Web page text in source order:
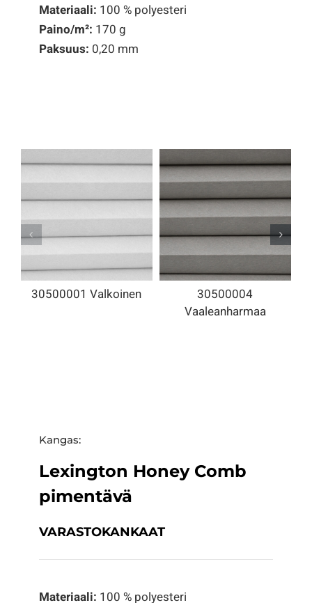
Materiaali: 100 % polyesteri
Paino/m²: 170 g
Paksuus: 0,20 mm
30500001 Valkoinen
30500004
Vaaleanharmaa
Kangas:
Lexington Honey Comb
pimentävä
VARASTOKANKAAT
Materiaali: 100 % polyesteri